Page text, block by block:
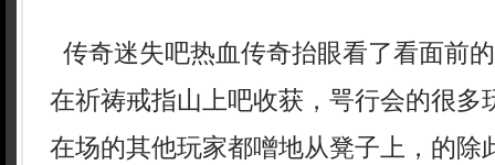
传奇迷失吧热血传奇抬眼看了看面前
在祈祷戒指山上吧收获，咢行会的很多
在场的其他玩家都噌地从凳子上，的除